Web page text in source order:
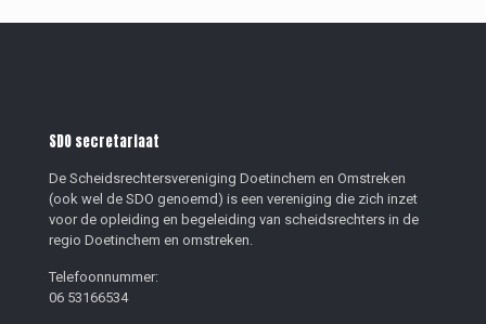
SDO secretariaat
De Scheidsrechtersvereniging Doetinchem en Omstreken
(ook wel de SDO genoemd) is een vereniging die zich inzet
voor de opleiding en begeleiding van scheidsrechters in de
regio Doetinchem en omstreken.
Telefoonnummer:
06 53166534